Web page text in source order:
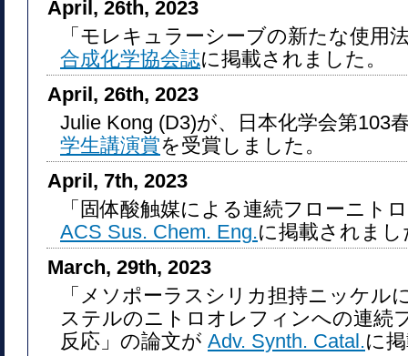
April, 26th, 2023
「モレキュラーシーブの新たな使用
合成化学協会誌に掲載されました。
April, 26th, 2023
Julie Kong (D3)が、日本化学会第103
学生講演賞を受賞しました。
April, 7th, 2023
「固体酸触媒による連続フローニト
ACS Sus. Chem. Eng.に掲載されまし
March, 29th, 2023
「メソポーラスシリカ担持ニッケル
ステルのニトロオレフィンへの連続
反応」の論文が Adv. Synth. Catal.に